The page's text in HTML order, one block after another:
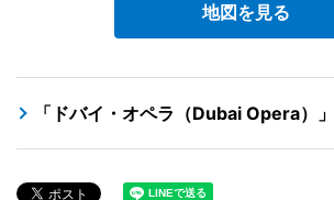
地図を見る
「ドバイ・オペラ（Dubai Opera）